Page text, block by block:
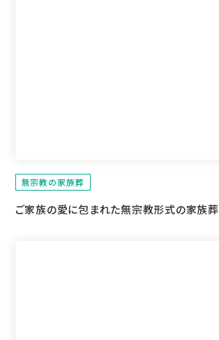
無宗教の家族葬
ご家族の愛に包まれた無宗教形式の家族葬